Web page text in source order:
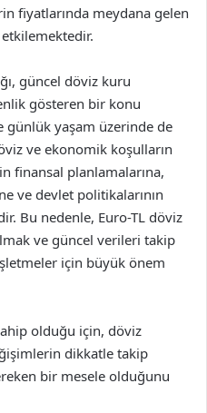
fiyatlarında meydana gelen
güncel döviz kuru
gösteren bir konu
günlük yaşam üzerinde de
ve ekonomik koşulların
finansal planlamalarına,
ve devlet politikalarının
Bu nedenle, Euro-TL döviz
ve güncel verileri takip
için büyük önem
olduğu için, döviz
dikkatle takip
bir mesele olduğunu